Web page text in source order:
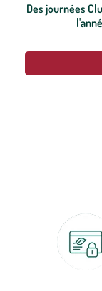
Des journées